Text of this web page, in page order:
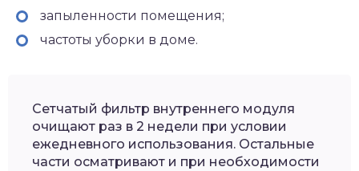
запыленности помещения;
частоты уборки в доме.
Сетчатый фильтр внутреннего модуля
очищают раз в 2 недели при условии
ежедневного использования. Остальные
части осматривают и при необходимости